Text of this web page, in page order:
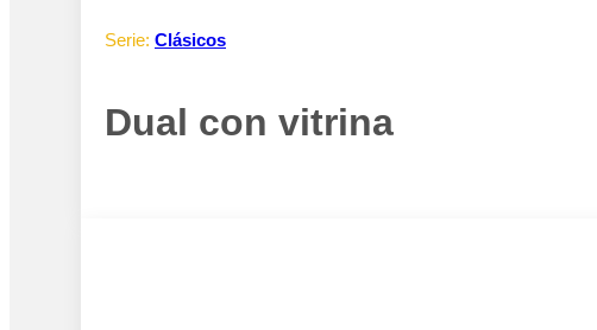
Serie: Clásicos
Dual con vitrina